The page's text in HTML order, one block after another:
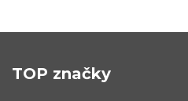
TOP značky